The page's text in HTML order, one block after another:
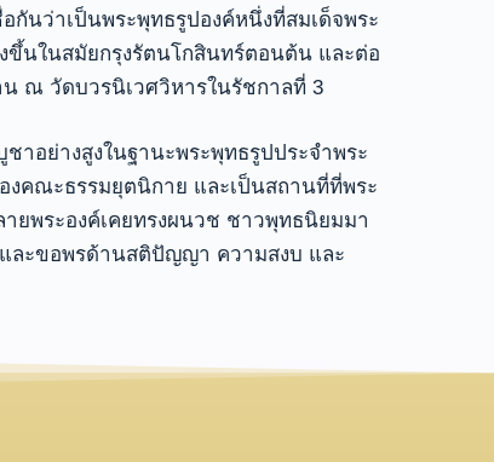
นว่าเป็นพระพุทธรูปองค์หนึ่งที่สมเด็จพระ
ขึ้นในสมัยกรุงรัตนโกสินทร์ตอนต้น และต่อ
ณ วัดบวรนิเวศวิหารในรัชกาลที่ 3
าอย่างสูงในฐานะพระพุทธรูปประจำพระ
งคณะธรรมยุตนิกาย และเป็นสถานที่ที่พระ
ยพระองค์เคยทรงผนวช ชาวพุทธนิยมมา
และขอพรด้านสติปัญญา ความสงบ และ